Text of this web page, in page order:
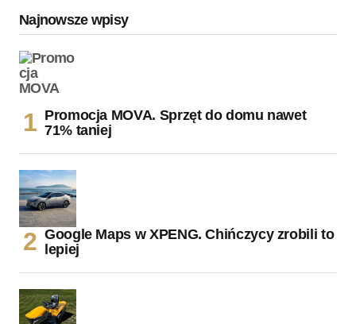
Najnowsze wpisy
Promocja MOVA. Sprzęt do domu nawet
71% taniej
Google Maps w XPENG. Chińczycy zrobili to
lepiej